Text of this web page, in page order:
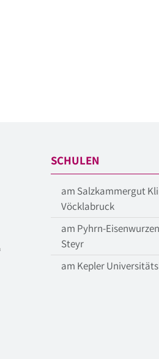
SCHULEN
am Salzkammergut
Vöcklabruck
am Pyhrn-
Steyr
am Kepler